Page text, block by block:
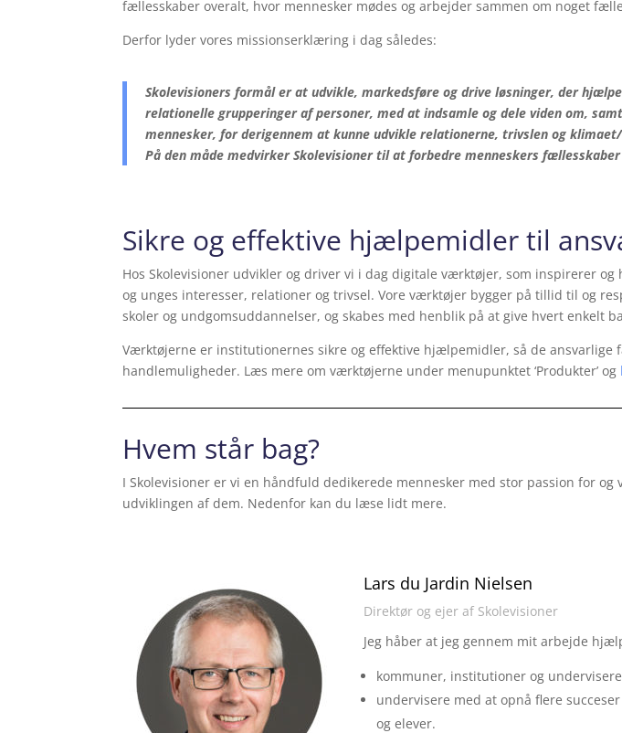
fællesskaber overalt, hvor mennesker mødes og arbejder sammen om noget
Derfor lyder vores missionserklæring i dag således:
Skolevisioners formål er at udvikle, markedsføre og drive løsninger, der
relationelle grupperinger af personer, med at indsamle og dele viden om,
mennesker, for derigennem at kunne udvikle relationerne, trivslen og
På den måde medvirker Skolevisioner til at forbedre menneskers
Sikre og effektive hjælpemidler til
Hos Skolevisioner udvikler og driver vi i dag digitale værktøjer, som inspirerer
og unges interesser, relationer og trivsel. Vore værktøjer bygger på tillid til og
skoler og undgomsuddannelser, og skabes med henblik på at give hvert enkelt
Værktøjerne er institutionernes sikre og effektive hjælpemidler, så de
handlemuligheder. Læs mere om værktøjerne under menupunktet ‘Produkter’ og
Hvem står bag?
I Skolevisioner er vi en håndfuld dedikerede mennesker med stor passion for
udviklingen af dem. Nedenfor kan du læse lidt mere.
Lars du Jardin Nielsen
Direktør og ejer af Skolevisioner
Jeg håber at jeg gennem mit arbejde
kommuner, institutioner og
undervisere med at opnå flere
og elever.